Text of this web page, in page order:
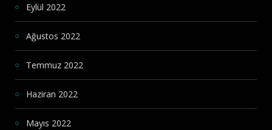
Eylül 2022
Ağustos 2022
Temmuz 2022
Haziran 2022
Mayıs 2022